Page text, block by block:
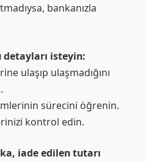
bankanızla
isteyin:
ulaşıp ulaşmadığını
sürecini öğrenin.
kontrol edin.
iade edilen tutarı